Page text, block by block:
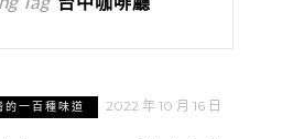
的一百種味道 2022 年 10 月 16 日